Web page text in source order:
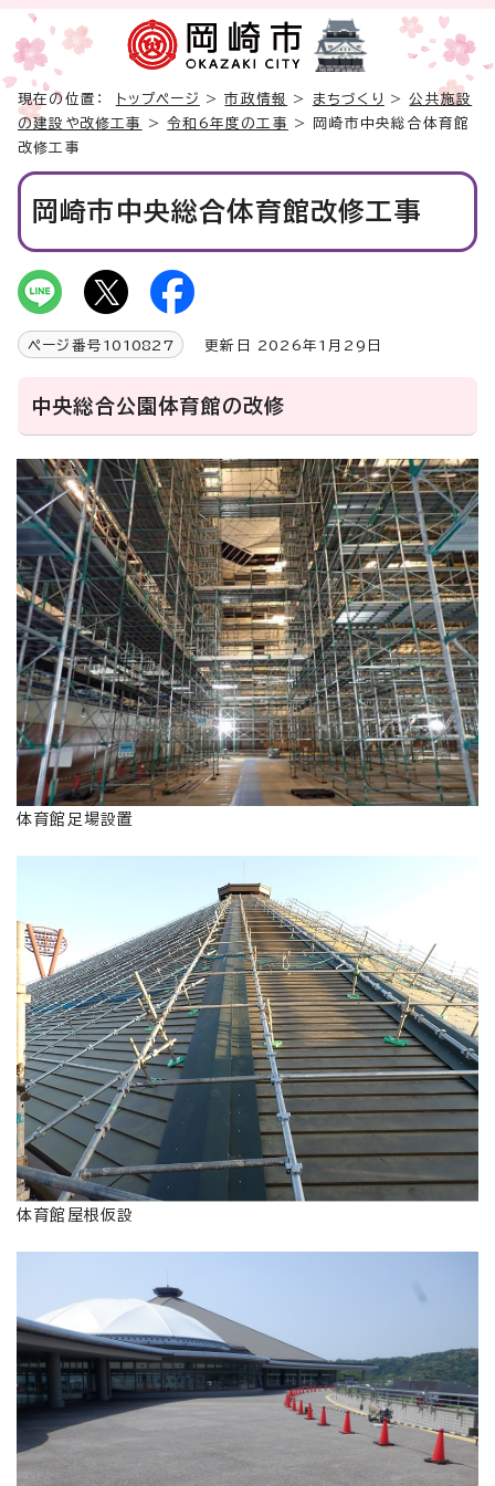
現在の位置： トップページ >市政情報 > まちづくり >公共施設
の建設や改修工事
>令和6年度の工事
> 岡崎市中央総合体育館
改修工事
岡崎市中央総合体育館改修工事
ページ番号 1010827 更新日 2026年1月29日
中央総合公園体育館の改修
体育館足場設置
体育館屋根仮設